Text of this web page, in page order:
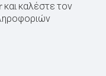
καλέστε τον